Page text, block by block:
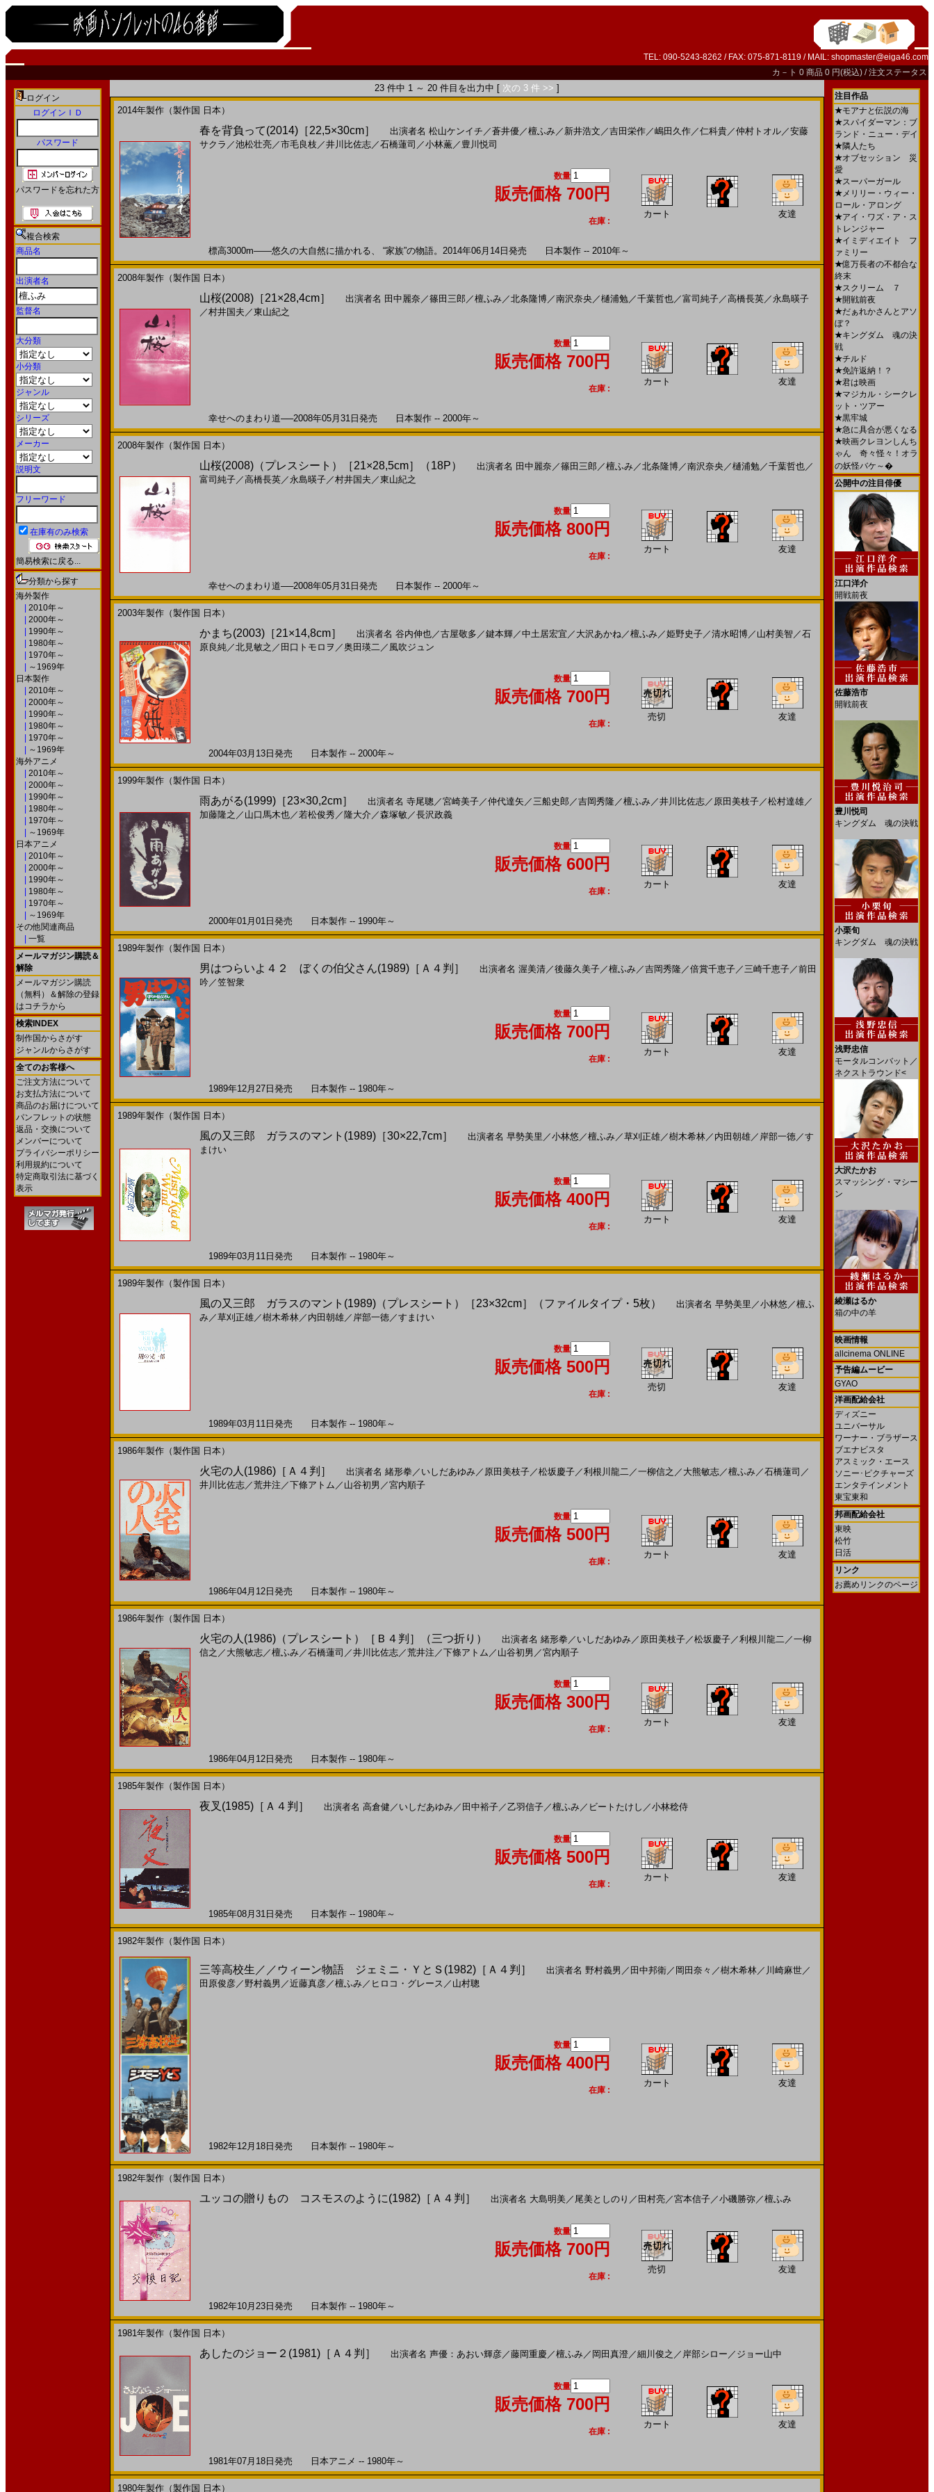
TEL: 090-5243-8262 / FAX: 075-871-8119 / MAIL: shopmaster@eiga46.com
カ－ト 0 商品 0 円(税込) /注文ステータス
ログイン
ログインＩＤ
パスワード
パスワードを忘れた方
複合検索
商品名
出演者名
監督名
大分類
小分類
ジャンル
シリーズ
メーカー
説明文
フリーワード
在庫有のみ検索
簡易検索に戻る...
分類から探す
海外製作
2010年～
2000年～
1990年～
1980年～
1970年～
～1969年
日本製作
2010年～
2000年～
1990年～
1980年～
1970年～
～1969年
海外アニメ
2010年～
2000年～
1990年～
1980年～
1970年～
～1969年
日本アニメ
2010年～
2000年～
1990年～
1980年～
1970年～
～1969年
その他関連商品
一覧
メールマガジン購読＆
解除
メールマガジン購読
（無料）＆解除の登録
はコチラから
検索INDEX
制作国からさがす
ジャンルからさがす
全てのお客様へ
ご注文方法について
お支払方法について
商品のお届けについて
パンフレットの状態
返品・交換について
メンバーについて
プライバシーポリシー
利用規約について
特定商取引法に基づく
表示
23 件中 1 ～ 20 件目を出力中 [ 次の 3 件 >> ]
2014年製作（製作国 日本）
春を背負って(2014)［22,5×30cm］ 出演者名 松山ケンイチ ／蒼井優／檀ふみ／ 新井浩文 ／吉田栄作／嶋田久作／仁科貴／仲村トオル／安藤
サクラ ／池松壮亮／市毛良枝 ／井川比佐志／石橋蓮司 ／小林薫／ 豊川悦司
数量
販売価格 700円
在庫 :
カート 友達
標高3000m――悠久の大自然に描かれる、 “家族”の物語。2014年06月14日発売 日本製作 -- 2010年～
2008年製作（製作国 日本）
山桜(2008)［21×28,4cm］ 出演者名 田中麗奈 ／篠田三郎 ／檀ふみ／北条隆博／南沢奈央／樋浦勉／千葉哲也／富司純子／高橋長英／永島暎子
／村井国夫 ／東山紀之
数量
販売価格 700円
在庫 :
カート 友達
幸せへのまわり道──2008年05月31日発売 日本製作 -- 2000年～
2008年製作（製作国 日本）
山桜(2008)（プレスシート）［21×28,5cm］（18P） 出演者名 田中麗奈 ／篠田三郎 ／檀ふみ／北条隆博／南沢奈央／樋浦勉／千葉哲也／
富司純子／高橋長英／永島暎子／村井国夫 ／東山紀之
数量
販売価格 800円
在庫 :
カート 友達
幸せへのまわり道──2008年05月31日発売 日本製作 -- 2000年～
2003年製作（製作国 日本）
かまち(2003)［21×14,8cm］ 出演者名 谷内伸也／古屋敬多 ／鍵本輝／中土居宏宜 ／ 大沢あかね／檀ふみ／姫野史子／清水昭博／ 山村美智／石
原良純／北見敏之 ／ 田口トモロヲ ／奥田瑛二／ 風吹ジュン
数量
販売価格 700円
在庫 :
売切 友達
2004年03月13日発売 日本製作 -- 2000年～
1999年製作（製作国 日本）
雨あがる(1999)［23×30,2cm］ 出演者名 寺尾聰／宮崎美子／仲代達矢 ／三船史郎 ／吉岡秀隆／檀ふみ／井川比佐志／ 原田美枝子／松村達雄／
加藤隆之 ／ 山口馬木也／若松俊秀 ／ 隆大介 ／森塚敏／長沢政義
数量
販売価格 600円
在庫 :
カート 友達
2000年01月01日発売 日本製作 -- 1990年～
1989年製作（製作国 日本）
男はつらいよ４２ ぼくの伯父さん(1989)［Ａ４判］ 出演者名 渥美清／後藤久美子／檀ふみ／吉岡秀隆／倍賞千恵子／三崎千恵子／前田
吟／笠智衆
数量
販売価格 700円
在庫 :
カート 友達
1989年12月27日発売 日本製作 -- 1980年～
1989年製作（製作国 日本）
風の又三郎 ガラスのマント(1989)［30×22,7cm］ 出演者名 早勢美里 ／小林悠／檀ふみ／草刈正雄／樹木希林／ 内田朝雄／ 岸部一徳／す
まけい
数量
販売価格 400円
在庫 :
カート 友達
1989年03月11日発売 日本製作 -- 1980年～
1989年製作（製作国 日本）
風の又三郎 ガラスのマント(1989)（プレスシート）［23×32cm］（ファイルタイプ・5枚） 出演者名 早勢美里 ／小林悠／檀ふ
み／草刈正雄／樹木希林／ 内田朝雄／ 岸部一徳／すまけい
数量
販売価格 500円
在庫 :
売切 友達
1989年03月11日発売 日本製作 -- 1980年～
1986年製作（製作国 日本）
火宅の人(1986)［Ａ４判］ 出演者名 緒形拳 ／ いしだあゆみ／ 原田美枝子／松坂慶子／利根川龍二／一柳信之 ／ 大熊敏志／檀ふみ／石橋蓮司 ／
井川比佐志／荒井注 ／下條アトム ／ 山谷初男 ／宮内順子
数量
販売価格 500円
在庫 :
カート 友達
1986年04月12日発売 日本製作 -- 1980年～
1986年製作（製作国 日本）
火宅の人(1986)（プレスシート）［Ｂ４判］（三つ折り） 出演者名 緒形拳 ／ いしだあゆみ／ 原田美枝子／松坂慶子／利根川龍二／一柳
信之 ／ 大熊敏志／檀ふみ／石橋蓮司 ／井川比佐志／荒井注 ／下條アトム ／ 山谷初男 ／宮内順子
数量
販売価格 300円
在庫 :
カート 友達
1986年04月12日発売 日本製作 -- 1980年～
1985年製作（製作国 日本）
夜叉(1985)［Ａ４判］ 出演者名 高倉健 ／ いしだあゆみ／ 田中裕子／乙羽信子／檀ふみ／ ビートたけし ／小林稔侍
数量
販売価格 500円
在庫 :
カート 友達
1985年08月31日発売 日本製作 -- 1980年～
1982年製作（製作国 日本）
三等高校生／／ウィーン物語 ジェミニ・ＹとＳ(1982)［Ａ４判］ 出演者名 野村義男 ／ 田中邦衛／ 岡田奈々 ／樹木希林／ 川崎麻世／
田原俊彦／ 野村義男 ／近藤真彦／檀ふみ／ ヒロコ・グレース ／ 山村聰
数量
販売価格 400円
在庫 :
カート 友達
1982年12月18日発売 日本製作 -- 1980年～
1982年製作（製作国 日本）
ユッコの贈りもの コスモスのように(1982)［Ａ４判］ 出演者名 大島明美／ 尾美としのり ／ 田村亮／宮本信子／小磯勝弥／檀ふみ
数量
販売価格 700円
在庫 :
売切 友達
1982年10月23日発売 日本製作 -- 1980年～
1981年製作（製作国 日本）
あしたのジョー２(1981)［Ａ４判］ 出演者名 声優：あおい輝彦／藤岡重慶 ／檀ふみ／ 岡田真澄 ／細川俊之 ／ 岸部シロー ／ ジョー山中
数量
販売価格 700円
在庫 :
カート 友達
1981年07月18日発売 日本アニメ -- 1980年～
1980年製作（製作国 日本）
注目作品
★モアナと伝説の海
★スパイダーマン：ブ
ランド・ニュー・デイ
★隣人たち
★オブセッション 災
愛
★スーパーガール
★メリリー・ウィー・
ロール・アロング
★アイ・ワズ・ア・ス
トレンジャー
★イミディエイト フ
ァミリー
★億万長者の不都合な
終末
★スクリーム ７
★開戦前夜
★だぁれかさんとアソ
ぼ？
★キングダム 魂の決
戦
★チルド
★免許返納！？
★君は映画
★マジカル・シークレ
ット・ツアー
★黒牢城
★急に具合が悪くなる
★映画クレヨンしんち
ゃん 奇々怪々！オラ
の妖怪バケ～�
公開中の注目俳優
江口洋介
開戦前夜
佐藤浩市
開戦前夜
豊川悦司
キングダム 魂の決戦
小栗旬
キングダム 魂の決戦
浅野忠信
モータルコンバット／
ネクストラウンド<
大沢たかお
スマッシング・マシー
ン
綾瀬はるか
箱の中の羊
映画情報
allcinema ONLINE
予告編ムービー
GYAO
洋画配給会社
ディズニー
ユニバーサル
ワーナー・ブラザース
ブエナビスタ
アスミック・エース
ソニー･ピクチャーズ
エンタテインメント
東宝東和
邦画配給会社
東映
松竹
日活
リンク
お薦めリンクのページ